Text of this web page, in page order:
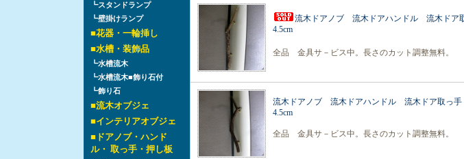
┗スタンドランプ
┗壁掛けランプ
■花器・一輪挿し
■水槽・装飾品
┗水槽流木
┗水槽流木■飾り石付
┗飾り石
■流木オブジェ
■インテリアオブジェ
■ ドアノブ・ハンド
ル・ 取っ手・押し板
流木ドアノブ 流木ドアハンドル 流木ドア
4.5cm
全品 金具サ－ビス中。長さのカット調整無料。
流木ドアノブ 流木ドアハンドル 流木ドア取っ
4.5cm
全品 金具サ－ビス中。長さのカット調整無料。